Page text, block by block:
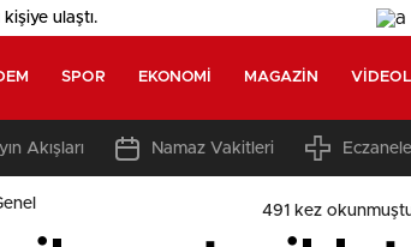
kişiye ulaştı.
SPOR EKONOMI MAGAZIN
Akışları Namaz Vakitleri
491 kez